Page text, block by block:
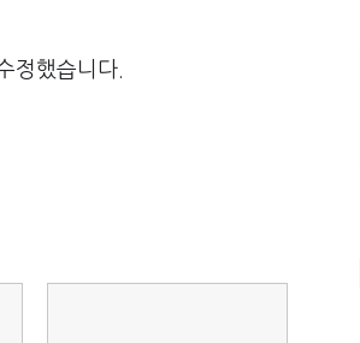
정했습니다.